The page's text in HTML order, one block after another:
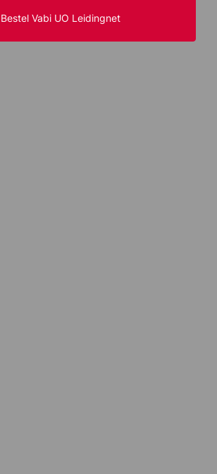
Bestel Vabi UO Leidingnet